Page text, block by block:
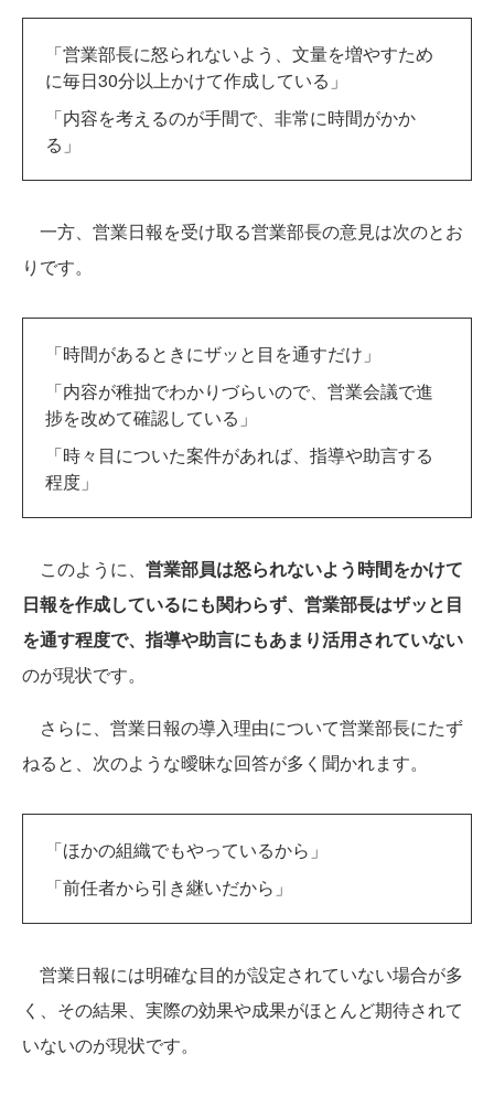
「営業部長に怒られないよう、文量を増やすため
に毎日30分以上かけて作成している」
「内容を考えるのが手間で、非常に時間がかか
る」
一方、営業日報を受け取る営業部長の意見は次のとお
りです。
「時間があるときにザッと目を通すだけ」
「内容が稚拙でわかりづらいので、営業会議で進
捗を改めて確認している」
「時々目についた案件があれば、指導や助言する
程度」
このように、 営業部員は怒られないよう時間をかけて
日報を作成しているにも関わらず、営業部長はザッと目
を通す程度で、指導や助言にもあまり活用されていない
のが現状です。
さらに、営業日報の導入理由について営業部長にたず
ねると、次のような曖昧な回答が多く聞かれます。
「ほかの組織でもやっているから」
「前任者から引き継いだから」
営業日報には明確な目的が設定されていない場合が多
く、その結果、実際の効果や成果がほとんど期待されて
いないのが現状です。